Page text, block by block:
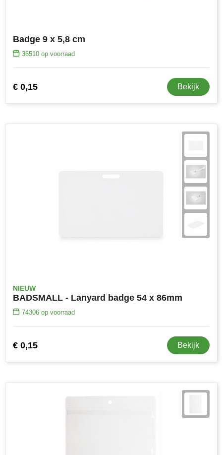
Badge 9 x 5,8 cm
36510op voorraad
€ 0,15 Bekijk
NIEUW
BADSMALL - Lanyard badge 54 x 86mm
74306op voorraad
€ 0,15 Bekijk